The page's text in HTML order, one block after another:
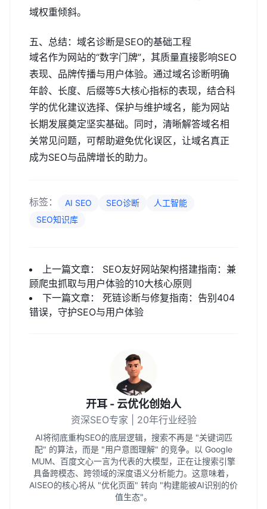
域权重倾斜。
五、总结：域名诊断是SEO的基础工程
域名作为网站的“数字门牌”，其质量直接影响SEO
表现、品牌传播与用户体验。通过域名诊断明确
年龄、长度、后缀等5大核心指标的表现，结合科
学的优化建议选择、保护与维护域名，能为网站
长期发展奠定坚实基础。同时，清晰解答域名相
关常见问题，可帮助避免优化误区，让域名真正
成为SEO与品牌增长的助力。
标签： AI SEO SEO诊断
人工智能
SEO知识库
上一篇文章： SEO友好网站架构搭建指南：兼
顾爬虫抓取与用户体验的10大核心原则
下一篇文章： 死链诊断与修复指南：告别404
错误，守护SEO与用户体验
开耳 - 云优化创始人
资深SEO专家 | 20年行业经验
AI将彻底重构SEO的底层逻辑，搜索不再是 "关键词匹
配" 的算法，而是 "用户意图理解" 的竞争。以 Google
MUM、百度文心一言为代表的大模型，正在让搜索引擎
具备跨模态、跨领域的深度语义分析能力。这意味着，
AISEO的核心将从 "优化页面" 转向 "构建能被AI识别的价
值生态"。